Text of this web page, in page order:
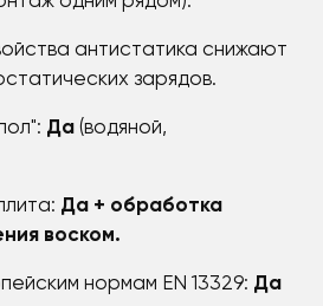
антистатика снижают
зарядов.
Да (водяной,
Да + обработка
воском.
нормам EN 13329: Да